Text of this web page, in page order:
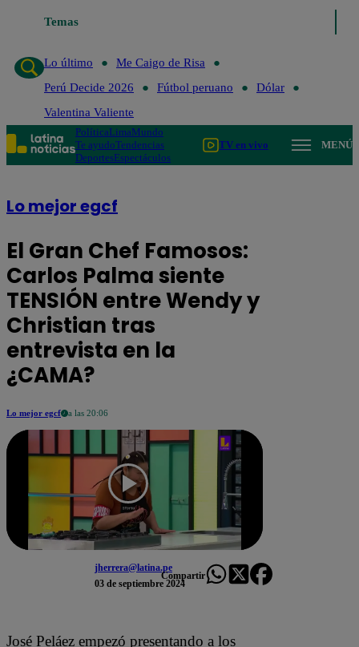
Temas
Lo último
Me Caigo de Risa
Perú Decide 2026
Fútbol peruano
Dólar
Valentina Valiente
PolíticaLimaMundo
Te ayudoTendencias
DeportesEspectáculos
TV en vivo MENÚ
Lo mejor egcf
El Gran Chef Famosos:
Carlos Palma siente
TENSIÓN entre Wendy y
Christian tras
entrevista en la
¿CAMA?
Lo mejor egcf a las 20:06
jherrera@latina.pe
03 de septiembre 2024
Compartir
José Peláez empezó presentando a los